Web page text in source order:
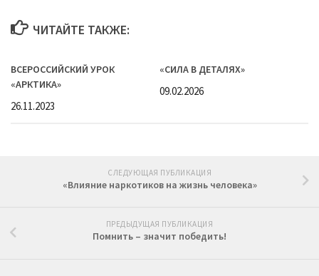
ЧИТАЙТЕ ТАКЖЕ:
ВСЕРОССИЙСКИЙ УРОК
«АРКТИКА»
26.11.2023
«СИЛА В ДЕТАЛЯХ»
09.02.2026
СЛЕДУЮЩАЯ ПУБЛИКАЦИЯ
«Влияние наркотиков на жизнь человека»
ПРЕДЫДУЩАЯ ПУБЛИКАЦИЯ
Помнить – значит победить!